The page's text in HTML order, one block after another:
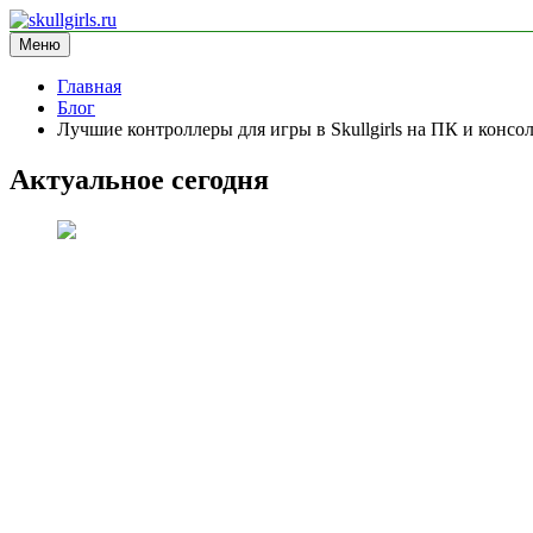
Перейти
к
содержимому
skullgirls.ru
информационный сайт
Меню
Главная
Блог
Лучшие контроллеры для игры в Skullgirls на ПК и
Актуальное сегодня